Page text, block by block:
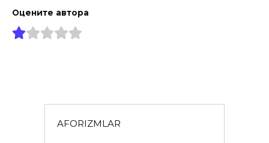
Оцените автора
AFORIZMLAR